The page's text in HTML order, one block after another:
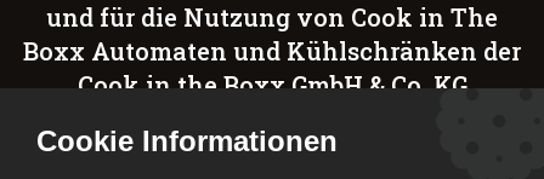
und für die Nutzung von Cook in The
Boxx Automaten und Kühlschränken der
Cook in the Boxx GmbH & Co. KG
Cookie Informationen